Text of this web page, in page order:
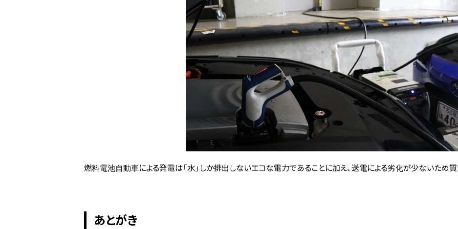
燃料電池自動車による発電は「水」しか排出しないエコな電力であることに加え、送電による劣化が少ないため質
あとがき